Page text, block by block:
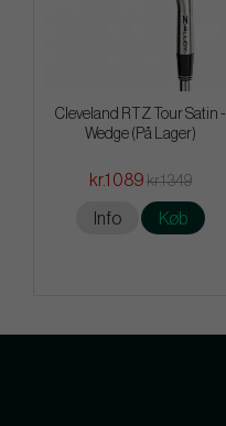
Cleveland RTZ Tour Satin -
Wedge (På Lager)
kr.1 089 kr.1 349
Info Køb